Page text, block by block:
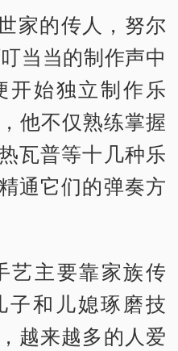
家的传人，努尔
当当的制作声中
开始独立制作乐
他不仅熟练掌握
瓦普等十几种乐
通它们的弹奏方
艺主要靠家族传
和儿媳琢磨技
越来越多的人爱